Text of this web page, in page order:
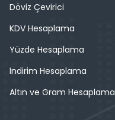
Döviz Çevirici
KDV Hesaplama
Yüzde Hesaplama
İndirim Hesaplama
Altın ve Gram Hesaplama